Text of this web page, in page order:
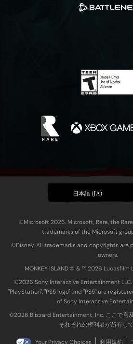
日本語 (JA)
©Microsoft 2026. Microsoft, Rare, the
trademarks of the Microsoft
©Disney. All trademarks and copyrights are
owners.
MONKEY ISLAND © & ™ 20‍26 Lucasfilm
©2026 Sony Interactive Entertainment LLC.
"PlayStation", "PS5 logo" and "PS5" are
of Sony Interactive
©2026 Blizzard Entertainment, Inc. ここで言及
それぞれの権利者が所有して
Your Privacy Choices 利用規約